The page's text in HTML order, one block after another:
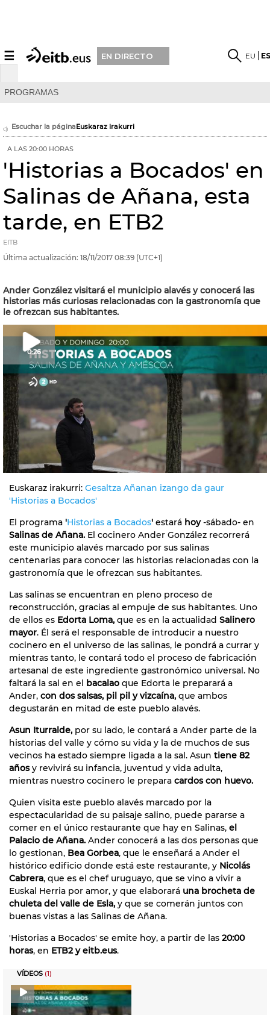
☰ EN DIRECTO EU
PROGRAMAS
Escuchar la páginaEuskaraz irakurri
A LAS 20:00 HORAS
'Historias a Bocados' en
Salinas de Añana, esta
tarde, en ETB2
EITB
Última actualización: 18/11/2017 08:39 (UTC+1)
Ander González visitará el municipio alavés y conocerá las
historias más curiosas relacionadas con la gastronomía que
le ofrezcan sus habitantes.
0:26
Euskaraz irakurri: Gesaltza Añanan izango da gaur
'Historias a Bocados'
El programa 'Historias a Bocados' estará hoy-sábado- en
Salinas de Añana. El cocinero Ander González recorrerá
este municipio alavés marcado por sus salinas
centenarias para conocer las historias relacionadas con la
gastronomía que le ofrezcan sus habitantes.
Las salinas se encuentran en pleno proceso de
reconstrucción, gracias al empuje de sus habitantes. Uno
de ellos es Edorta Loma, que es en la actualidad Salinero
mayor. Él será el responsable de introducir a nuestro
cocinero en el universo de las salinas, le pondrá a currar y
mientras tanto, le contará todo el proceso de fabricación
artesanal de este ingrediente gastronómico universal. No
faltará la sal en el bacalao que Edorta le preparará a
Ander, con dos salsas, pil pil y vizcaína, que ambos
degustarán en mitad de este pueblo alavés.
Asun Iturralde, por su lado, le contará a Ander parte de la
historias del valle y cómo su vida y la de muchos de sus
vecinos ha estado siempre ligada a la sal. Asun tiene 82
añosy revivirá su infancia, juventud y vida adulta,
mientras nuestro cocinero le prepara cardos con huevo.
Quien visita este pueblo alavés marcado por la
espectacularidad de su paisaje salino, puede pararse a
comer en el único restaurante que hay en Salinas, el
Palacio de Añana. Ander conocerá a las dos personas que
lo gestionan, Bea Gorbea, que le enseñará a Ander el
histórico edificio donde está este restaurante, y Nicolás
Cabrera, que es el chef uruguayo, que se vino a vivir a
Euskal Herria por amor, y que elaborará una brocheta de
chuleta del valle de Esla, y que se comerán juntos con
buenas vistas a las Salinas de Añana.
'Historias a Bocados' se emite hoy, a partir de las 20:00
horas, en ETB2 y eitb.eus.
VÍDEOS (1)